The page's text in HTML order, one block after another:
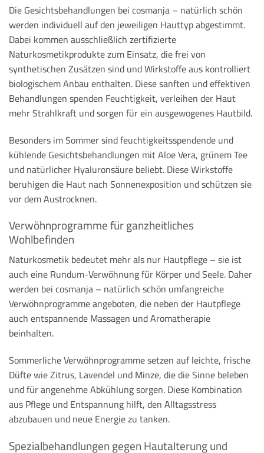
Die Gesichtsbehandlungen bei cosmanja – natürlich schön
werden individuell auf den jeweiligen Hauttyp abgestimmt.
Dabei kommen ausschließlich zertifizierte
Naturkosmetikprodukte zum Einsatz, die frei von
synthetischen Zusätzen sind und Wirkstoffe aus kontrolliert
biologischem Anbau enthalten. Diese sanften und effektiven
Behandlungen spenden Feuchtigkeit, verleihen der Haut
mehr Strahlkraft und sorgen für ein ausgewogenes Hautbild.
Besonders im Sommer sind feuchtigkeitsspendende und
kühlende Gesichtsbehandlungen mit Aloe Vera, grünem Tee
und natürlicher Hyaluronsäure beliebt. Diese Wirkstoffe
beruhigen die Haut nach Sonnenexposition und schützen sie
vor dem Austrocknen.
Verwöhnprogramme für ganzheitliches
Wohlbefinden
Naturkosmetik bedeutet mehr als nur Hautpflege – sie ist
auch eine Rundum-Verwöhnung für Körper und Seele. Daher
werden bei cosmanja – natürlich schön umfangreiche
Verwöhnprogramme angeboten, die neben der Hautpflege
auch entspannende Massagen und Aromatherapie
beinhalten.
Sommerliche Verwöhnprogramme setzen auf leichte, frische
Düfte wie Zitrus, Lavendel und Minze, die die Sinne beleben
und für angenehme Abkühlung sorgen. Diese Kombination
aus Pflege und Entspannung hilft, den Alltagsstress
abzubauen und neue Energie zu tanken.
Spezialbehandlungen gegen Hautalterung und